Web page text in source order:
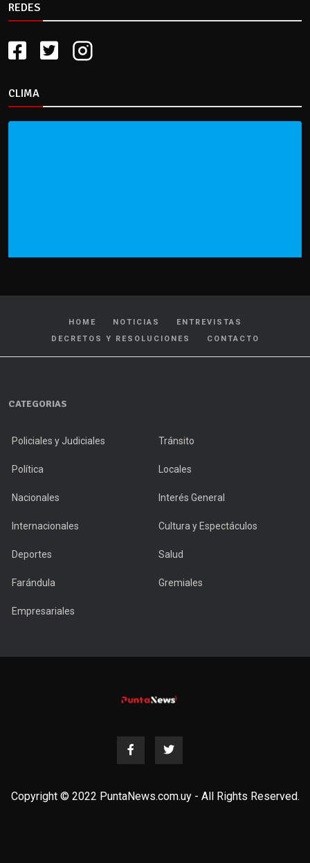
REDES
CLIMA
HOME NOTICIAS
ENTREVISTAS
DECRETOS Y RESOLUCIONES
CONTACTO
CATEGORIAS
Policiales y Judiciales Tránsito
Política Locales
Nacionales Interés General
Internacionales Cultura y Espectáculos
Deportes Salud
Farándula Gremiales
Empresariales
Copyright © 2022 PuntaNews.com.uy - All Rights Reserved.